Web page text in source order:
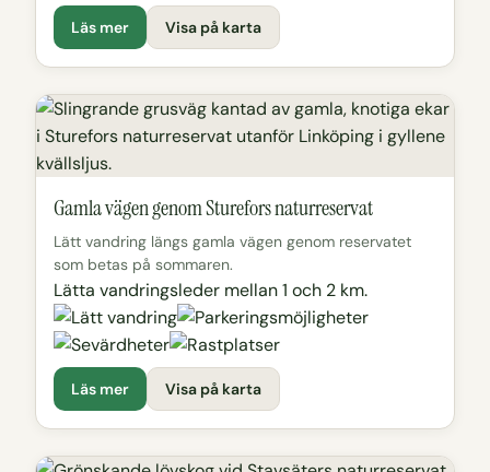
Läs mer Visa på karta
Gamla vägen genom Sturefors naturreservat
Lätt vandring längs gamla vägen genom reservatet
som betas på sommaren.
Lätta vandringsleder mellan 1 och 2 km.
Läs mer Visa på karta